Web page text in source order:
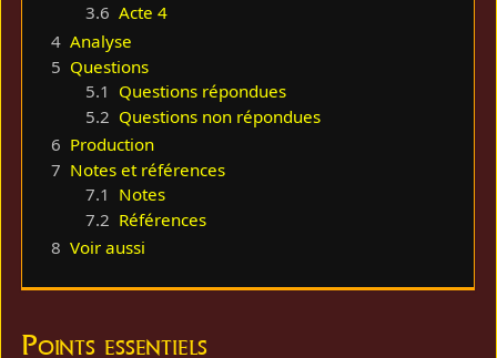
3.6 Acte 4
4 Analyse
5 Questions
5.1 Questions répondues
5.2 Questions non répondues
6 Production
7 Notes et références
7.1 Notes
7.2 Références
8 Voir aussi
Points essentiels